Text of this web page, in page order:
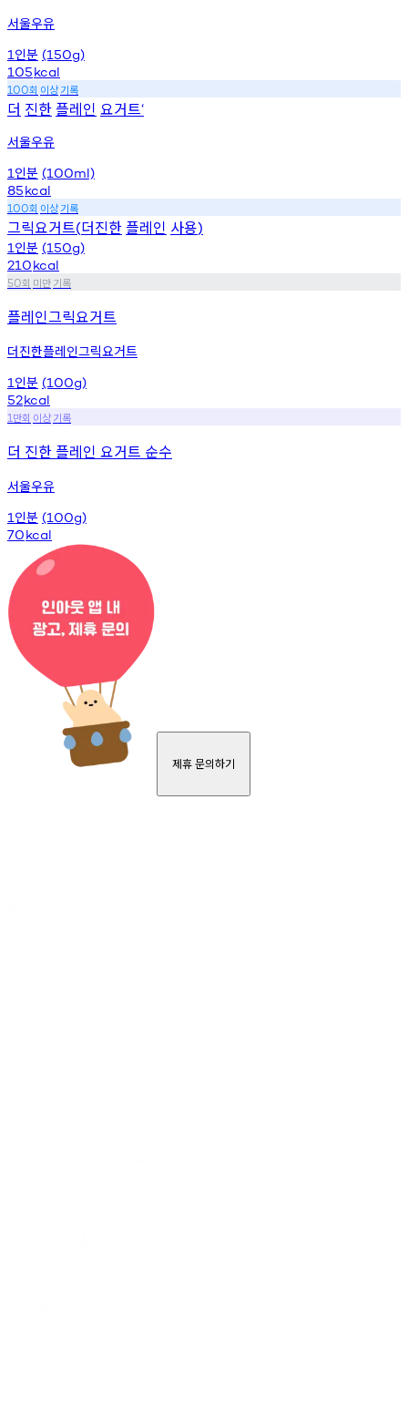
서울우유
1 인분 (150g)
105kcal
100회 이상기록
더 진한 플레인 요거트‘
서울우유
1 인분 (100ml)
85kcal
100회 이상기록
그릭요거트(더진한 플레인 사용)
1 인분 (150g)
210kcal
50회 미만기록
플레인그릭요거트
더진한플레인그릭요거트
1 인분 (100g)
52kcal
1 만회 이상기록
더 진한 플레인 요거트 순수
서울우유
1 인분 (100g)
70kcal
제휴 문의하기